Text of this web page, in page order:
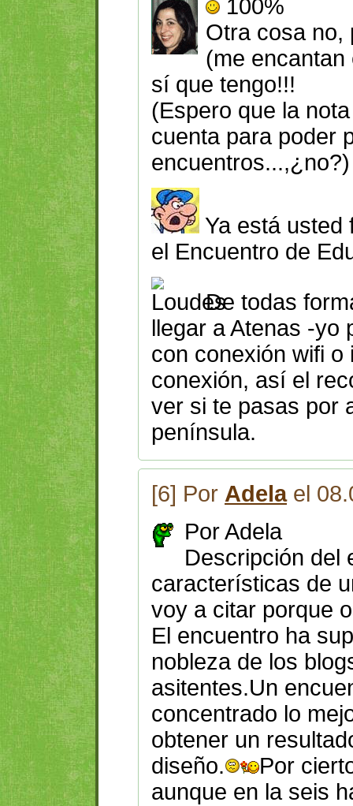
100%
Otra cosa no,
(me
sí que tengo!!!
(Espero que la
cuenta para poder
encuentros...,¿no?)
Ya está usted
el Encuentro de
De todas
llegar a Atenas -yo
con conexión wifi o
conexión, así el
ver si te pasas por
península.
[6] Por Adelael
Por Adela
Descripción del
características de
voy a citar porque
El encuentro ha
nobleza de los
asitentes.Un
concentrado lo
obtener un
diseño.
Por
aunque en la seis